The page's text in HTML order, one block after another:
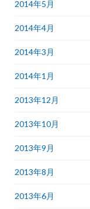
2014年5月
2014年4月
2014年3月
2014年1月
2013年12月
2013年10月
2013年9月
2013年8月
2013年6月